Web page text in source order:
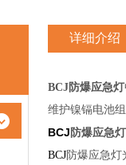
详细介绍
BCJ防爆应急灯
维护镍镉电池
BCJ 防爆应急灯
BCJ防爆应急灯